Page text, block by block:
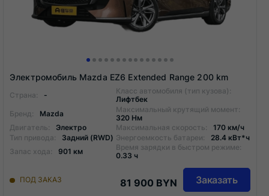
Электромобиль Mazda EZ6 Extended Range 200 km
Страна: -
Класс автомобиля (тип кузова):
Лифтбек
Бренд:
Mazda
Максимальный крутящий момент:
320 Нм
Двигатель:
Электро Максимальная скорость:
170 км/ч
Тип привода:
Задний (RWD) Энергоемкость батареи:
28.4 кВт*ч
Запас хода:
901 км
Время зарядки в быстром режиме:
0.33 ч
ПОД ЗАКАЗ 81 900 BYN Заказать